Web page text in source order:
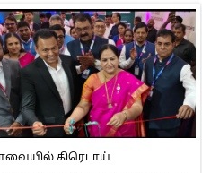
கிரெடாய்